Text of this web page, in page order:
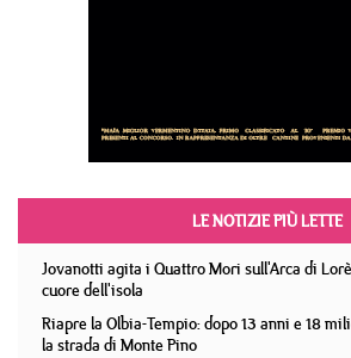
LE NOTIZIE PIÙ LETTE
Jovanotti agita i Quattro Mori sull'Arca di
cuore dell'isola
Riapre la Olbia-Tempio: dopo 13 anni e 18
la strada di Monte Pino